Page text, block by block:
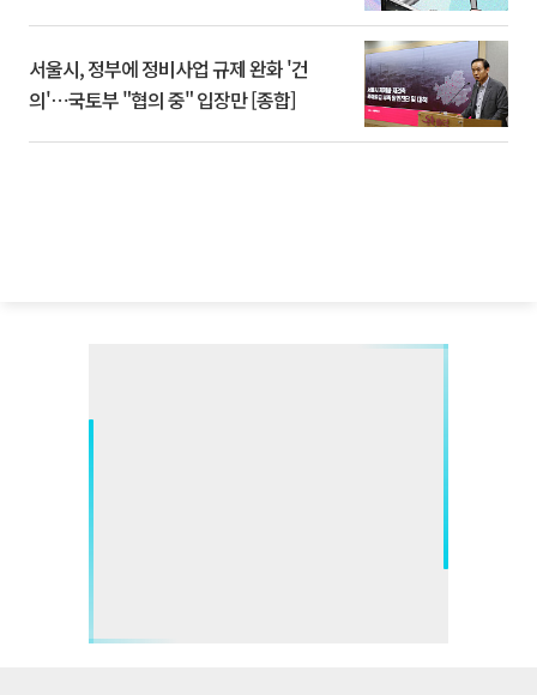
서울시, 정부에 정비사업 규제 완화 '건
의'⋯국토부 "협의 중" 입장만 [종합]